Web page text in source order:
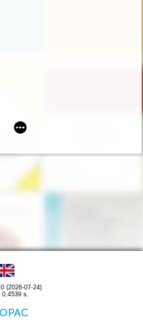
T. 3 cz. 1,
(2026-07-24)
s.